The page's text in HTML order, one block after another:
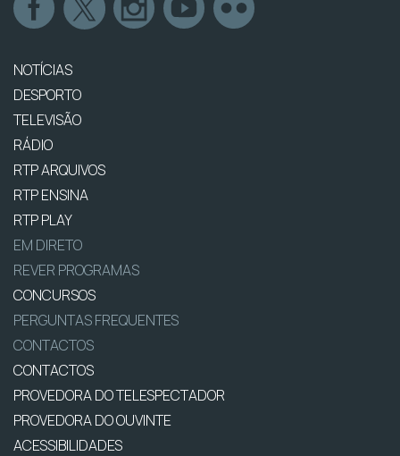
NOTÍCIAS
DESPORTO
TELEVISÃO
RÁDIO
RTP ARQUIVOS
RTP ENSINA
RTP PLAY
EM DIRETO
REVER PROGRAMAS
CONCURSOS
PERGUNTAS FREQUENTES
CONTACTOS
CONTACTOS
PROVEDORA DO TELESPECTADOR
PROVEDORA DO OUVINTE
ACESSIBILIDADES